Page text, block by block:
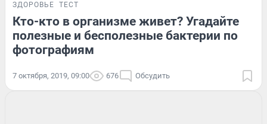
ЗДОРОВЬЕ ТЕСТ
Кто-кто в организме живет? Угадайте
полезные и бесполезные бактерии по
фотографиям
7 октября, 2019, 09:00 676 Обсудить